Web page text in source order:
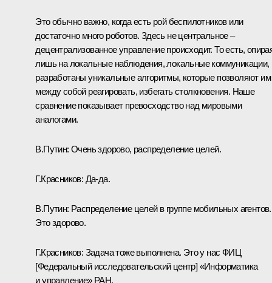
Это обычно важно, когда есть рой беспилотников или
достаточно много роботов. Здесь не центральное –
децентрализованное управление происходит. То есть,
лишь на локальные наблюдения, локальные коммуникации,
разработаны уникальные алгоритмы, которые позволяют им
между собой реагировать, избегать столкновения. Наше
сравнение показывает превосходство над мировыми
аналогами.
В.Путин: Очень здорово, распределение целей.
Г.Красников: Да-да.
В.Путин: Распределение целей в группе мобильных агентов.
Это здорово.
Г.Красников: Задача тоже выполнена. Это у нас ФИЦ
[Федеральный исследовательский центр] «Информатика
и управление» РАН.